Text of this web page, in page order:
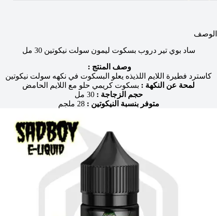
الوصف
ساد بوي تير دروب بسكوت ليمون سولت نيكوتين 30 مل
وصف المنتج :
كاسترد فطيرة اللايم اللذيذه يعلو البسكوت في نكهه سولت نيكوتين
لمحة عن النكهة : بسكوت كريمي حلو مع اللايم الحامض
حجم الزجاجة : 30 مل
متوفر بنسبة النيكوتين : 28 ملجم